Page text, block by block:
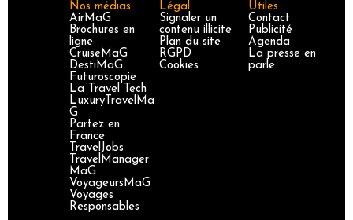
Nos médias
AirMaG
Brochures en
ligne
CruiseMaG
DestiMaG
Futuroscopie
La Travel Tech
LuxuryTravelMa
G
Partez en
France
TravelJobs
TravelManager
MaG
VoyageursMaG
Voyages
Responsables
Légal
Signaler un
contenu illicite
Plan du site
RGPD
Cookies
Utiles
Contact
Publicité
Agenda
La presse en
parle